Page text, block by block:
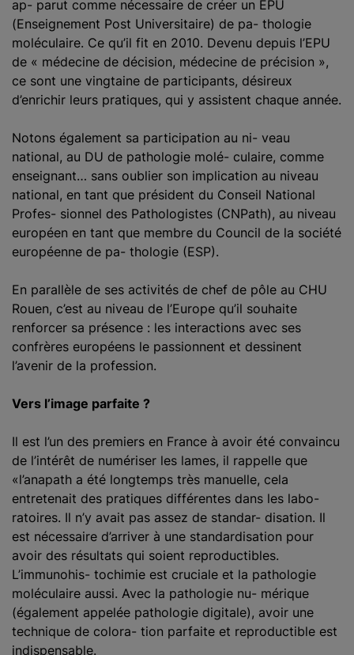
ap- parut comme nécessaire de créer un EPU
(Enseignement Post Universitaire) de pa- thologie
moléculaire. Ce qu’il fit en 2010. Devenu depuis l’EPU
de « médecine de décision, médecine de précision »,
ce sont une vingtaine de participants, désireux
d’enrichir leurs pratiques, qui y assistent chaque année.
Notons également sa participation au ni- veau
national, au DU de pathologie molé- culaire, comme
enseignant… sans oublier son implication au niveau
national, en tant que président du Conseil National
Profes- sionnel des Pathologistes (CNPath), au niveau
européen en tant que membre du Council de la société
européenne de pa- thologie (ESP).
En parallèle de ses activités de chef de pôle au CHU
Rouen, c’est au niveau de l’Europe qu’il souhaite
renforcer sa présence : les interactions avec ses
confrères européens le passionnent et dessinent
l’avenir de la profession.
Vers l’image parfaite ?
Il est l’un des premiers en France à avoir été convaincu
de l’intérêt de numériser les lames, il rappelle que
«l’anapath a été longtemps très manuelle, cela
entretenait des pratiques différentes dans les labo-
ratoires. Il n’y avait pas assez de standar- disation. Il
est nécessaire d’arriver à une standardisation pour
avoir des résultats qui soient reproductibles.
L’immunohis- tochimie est cruciale et la pathologie
moléculaire aussi. Avec la pathologie nu- mérique
(également appelée pathologie digitale), avoir une
technique de colora- tion parfaite et reproductible est
indispensable.